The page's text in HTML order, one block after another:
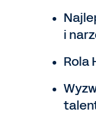
i
Rola